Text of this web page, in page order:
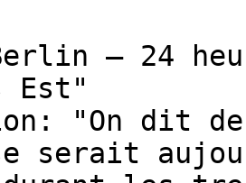
– 24
Est"
"On dit
serait